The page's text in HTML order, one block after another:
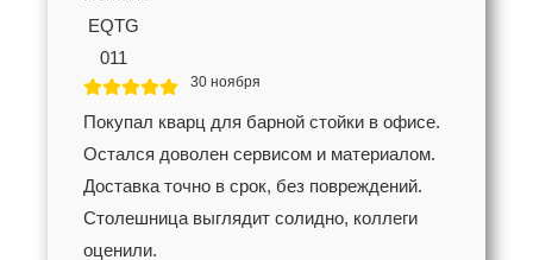
30 ноября
Покупал кварц для барной стойки в офисе.
Остался доволен сервисом и материалом.
Доставка точно в срок, без повреждений.
Столешница выглядит солидно, коллеги
оценили.